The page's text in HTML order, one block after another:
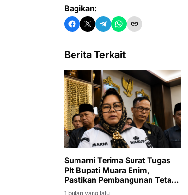
Bagikan:
Berita Terkait
Sumarni Terima Surat Tugas
Plt Bupati Muara Enim,
Pastikan Pembangunan Tetap
Berjalan
1 bulan yang lalu